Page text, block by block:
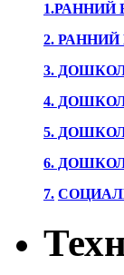
2.
3.
4.
5.
6.
7.